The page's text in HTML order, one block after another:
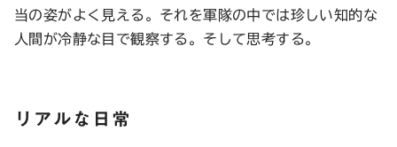
当の姿がよく見える。それを軍隊の中では珍しい知的な
人間が冷静な目で観察する。そして思考する。
リアルな日常